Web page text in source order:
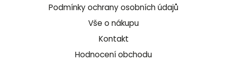
Podmínky ochrany osobních údajů
Vše o nákupu
Kontakt
Hodnocení obchodu